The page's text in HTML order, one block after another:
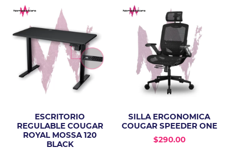
ESCRITORIO
REGULABLE COUGAR
ROYAL MOSSA 120
BLACK
SILLA ERGONOMICA
COUGAR SPEEDER ONE
$290.00